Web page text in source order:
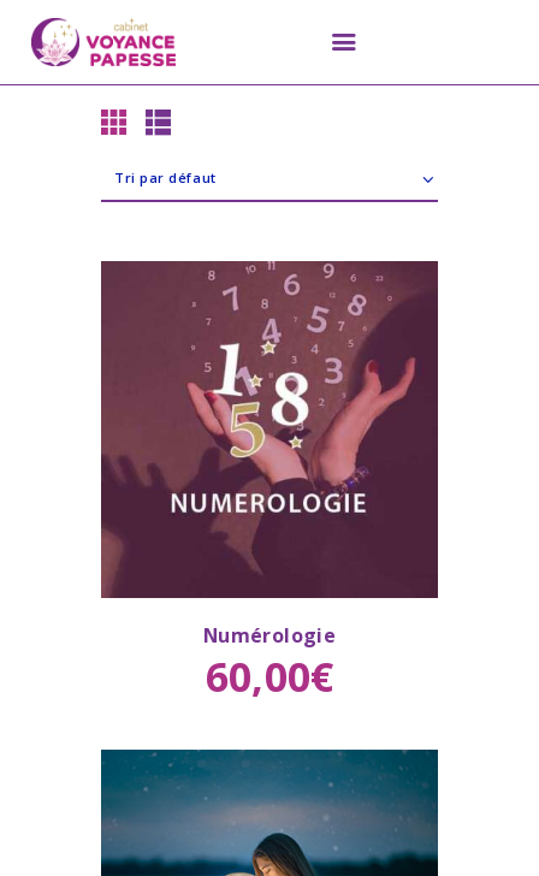
Numérologie
60,00€